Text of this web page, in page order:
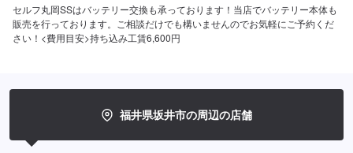
セルフ丸岡SSはバッテリー交換も承っております！当店でバッテリー本体も
販売を行っております。ご相談だけでも構いませんのでお気軽にご予約くだ
さい！<費用目安>持ち込み工賃6,600円
福井県坂井市の周辺の店舗